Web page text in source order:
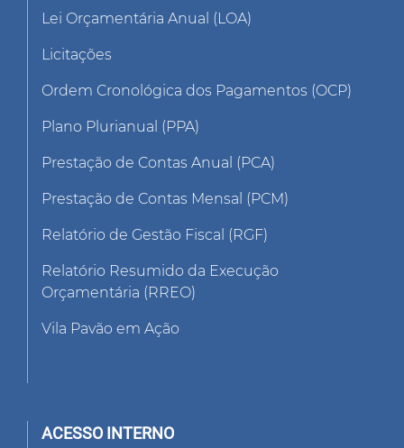
Lei Orçamentária Anual (LOA)
Licitações
Ordem Cronológica dos Pagamentos (OCP)
Plano Plurianual (PPA)
Prestação de Contas Anual (PCA)
Prestação de Contas Mensal (PCM)
Relatório de Gestão Fiscal (RGF)
Relatório Resumido da Execução
Orçamentária (RREO)
Vila Pavão em Ação
ACESSO INTERNO